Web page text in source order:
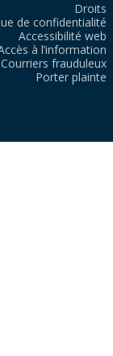
Droits
de confidentialité
Accessibilité web
à l’information
Courriers frauduleux
Porter plainte